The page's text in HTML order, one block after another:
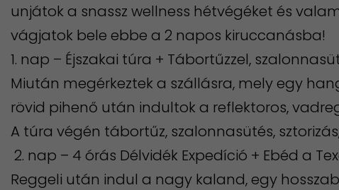
unjátok a snassz wellness hétvégéket és
vágjatok bele ebbe a 2 napos kiruccanásba!
​1. nap – Éjszakai túra + Tábortűzzel,
Miután megérkeztek a szállásra, mely egy
rövid pihenő után indultok a reflektoros,
A túra végén tábortűz, szalonnasütés,
2. nap – 4 órás Délvidék Expedíció + Ebéd a
Reggeli után indul a nagy kaland, egy